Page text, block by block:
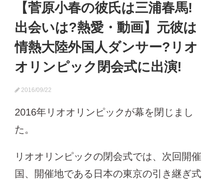
【菅原小春の彼氏は三浦春馬!
出会いは?熱愛・動画】元彼は
情熱大陸外国人ダンサー?リオ
オリンピック閉会式に出演!
2016/09/22
2016年リオオリンピックが幕を閉じまし
た。
リオオリンピックの閉会式では、次回開催
国、開催地である日本の東京の引き継ぎ式